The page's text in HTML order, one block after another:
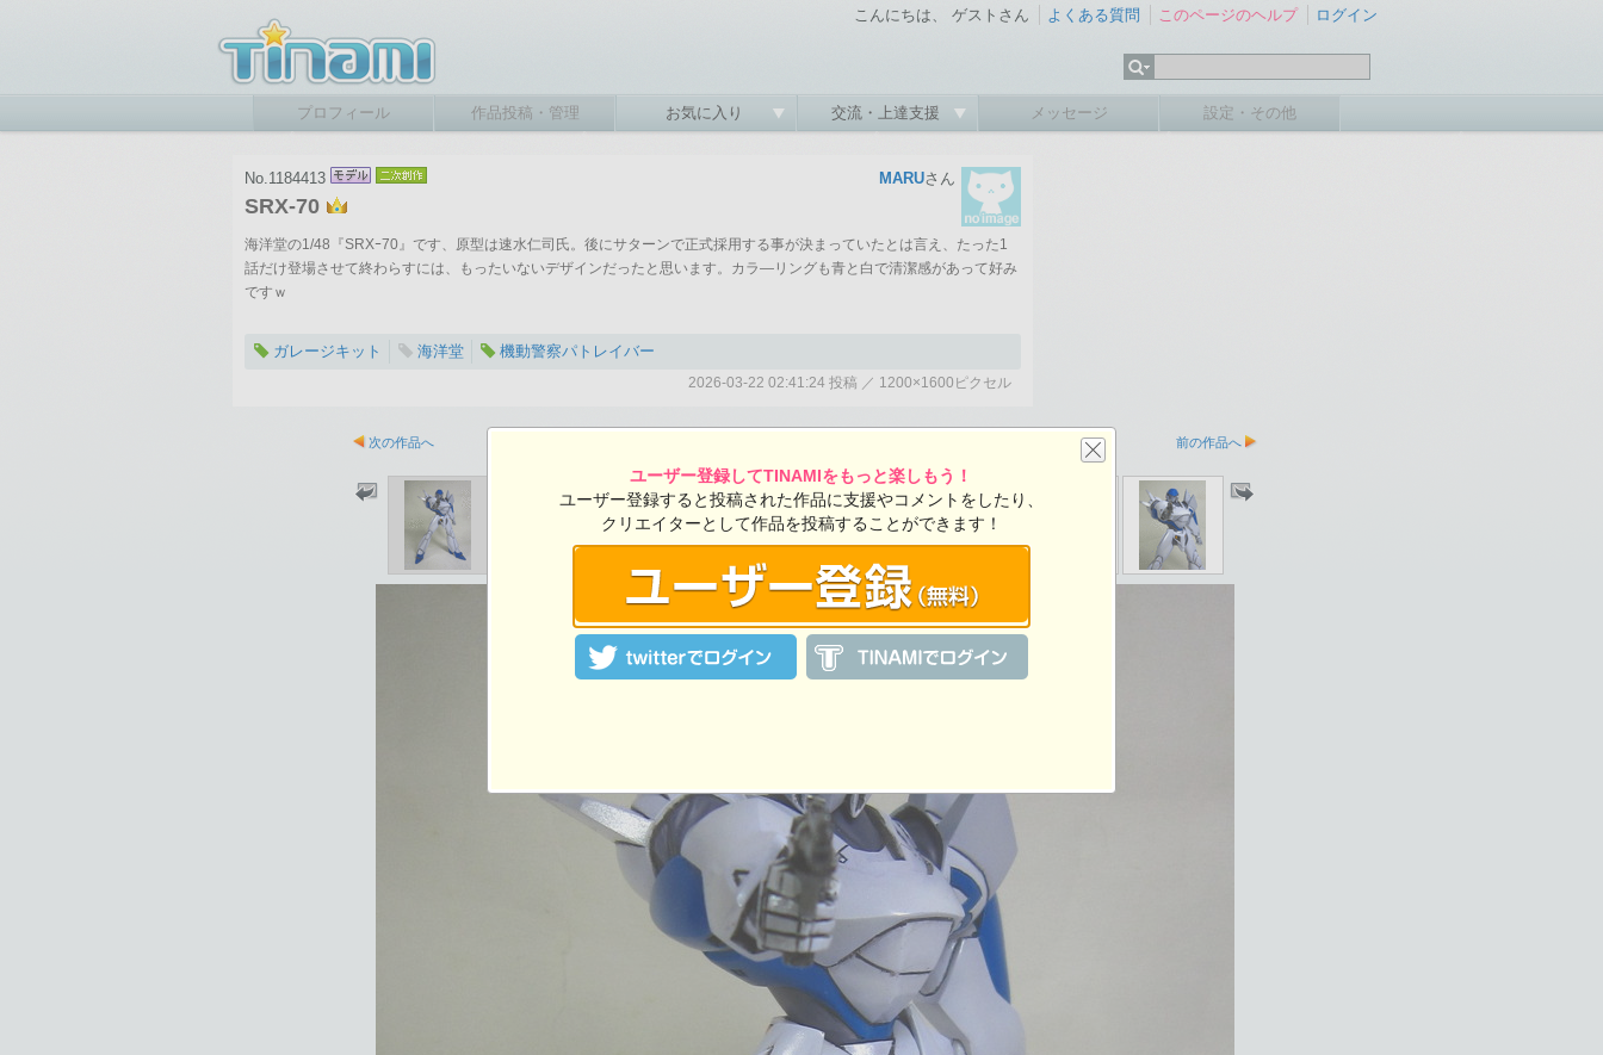
こんにちは、 ゲストさん よくある質問 このページのヘルプ ログイン
プロフィール 作品投稿・管理 お気に入り 交流・上達支援 メッセージ 設定・その他
No.1184413
SRX-70
MARUさん
海洋堂の1/48『SRXｰ70』です、原型は速水仁司氏。後にサターンで正式採用する事が決まっていたとは言え、たった1
話だけ登場させて終わらすには、もったいないデザインだったと思います。カラ—リングも青と白で清潔感があって好み
ですｗ
ガレージキット 海洋堂 機動警察パトレイバー
2026-03-22 02:41:24 投稿 ／ 1200×1600ピクセル
次の作品へ 前の作品へ
2026-03-22 02:41:24 投稿
総閲覧数：694 閲覧ユーザー数：653
1200×1600ピクセル
ユーザー登録してTINAMIをもっと楽しもう！
ユーザー登録すると投稿された作品に支援やコメントをしたり、
クリエイターとして作品を投稿することができます！